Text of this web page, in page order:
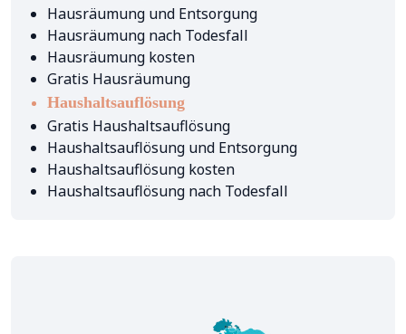
Hausräumung und Entsorgung
Hausräumung nach Todesfall
Hausräumung kosten
Gratis Hausräumung
Haushaltsauflösung
Gratis Haushaltsauflösung
Haushaltsauflösung und Entsorgung
Haushaltsauflösung kosten
Haushaltsauflösung nach Todesfall